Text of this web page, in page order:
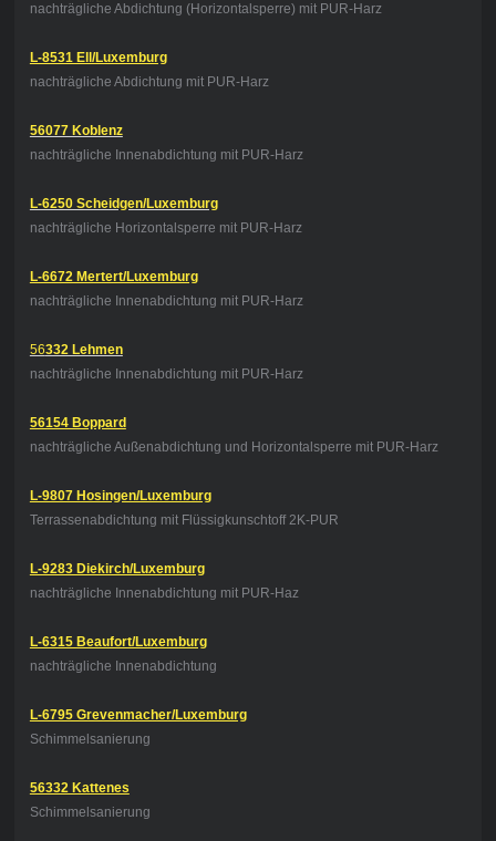
nachträgliche Abdichtung (Horizontalsperre) mit PUR-Harz
L-8531 Ell/Luxemburg
nachträgliche Abdichtung mit PUR-Harz
56077 Koblenz
nachträgliche Innenabdichtung mit PUR-Harz
L-6250 Scheidgen/Luxemburg
nachträgliche Horizontalsperre mit PUR-Harz
L-6672 Mertert/Luxemburg
nachträgliche Innenabdichtung mit PUR-Harz
56332 Lehmen
nachträgliche Innenabdichtung mit PUR-Harz
56154 Boppard
nachträgliche Außenabdichtung und Horizontalsperre mit PUR-Harz
L-9807 Hosingen/Luxemburg
Terrassenabdichtung mit Flüssigkunschtoff 2K-PUR
L-9283 Diekirch/Luxemburg
nachträgliche Innenabdichtung mit PUR-Haz
L-6315 Beaufort/Luxemburg
nachträgliche Innenabdichtung
L-6795 Grevenmacher/Luxemburg
Schimmelsanierung
56332 Kattenes
Schimmelsanierung